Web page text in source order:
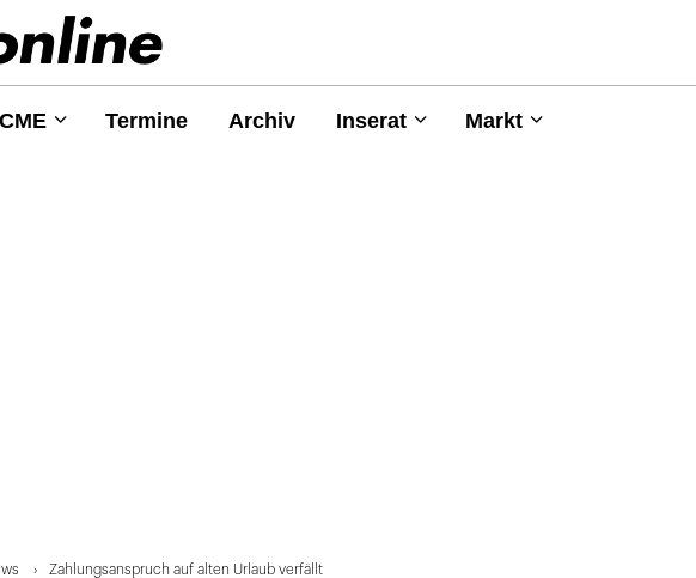
CME Termine Archiv Inserat Markt
Zahlungsanspruch auf alten Urlaub verfällt